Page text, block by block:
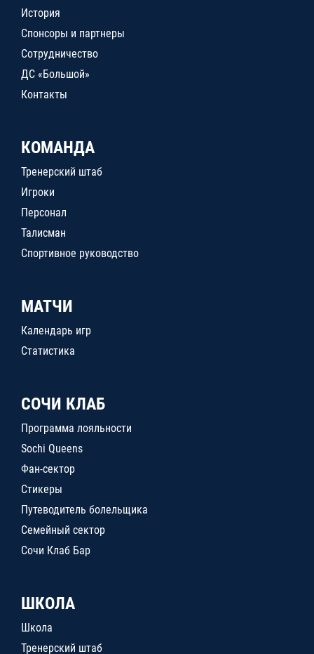
История
Спонсоры и партнеры
Сотрудничество
ДС «Большой»
Контакты
КОМАНДА
Тренерский штаб
Игроки
Персонал
Талисман
Спортивное руководство
МАТЧИ
Календарь игр
Статистика
СОЧИ КЛАБ
Программа лояльности
Sochi Queens
Фан-сектор
Стикеры
Путеводитель болельщика
Семейный сектор
Сочи Клаб Бар
ШКОЛА
Школа
Тренерский штаб